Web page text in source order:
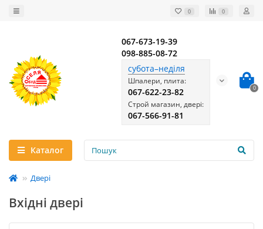
0 0
067-673-19-39
098-885-08-72
субота–неділя
Шпалери, плита:
067-622-23-82
Строй магазин, двері:
067-566-91-81
0
Каталог
Двері
Вхідні двері